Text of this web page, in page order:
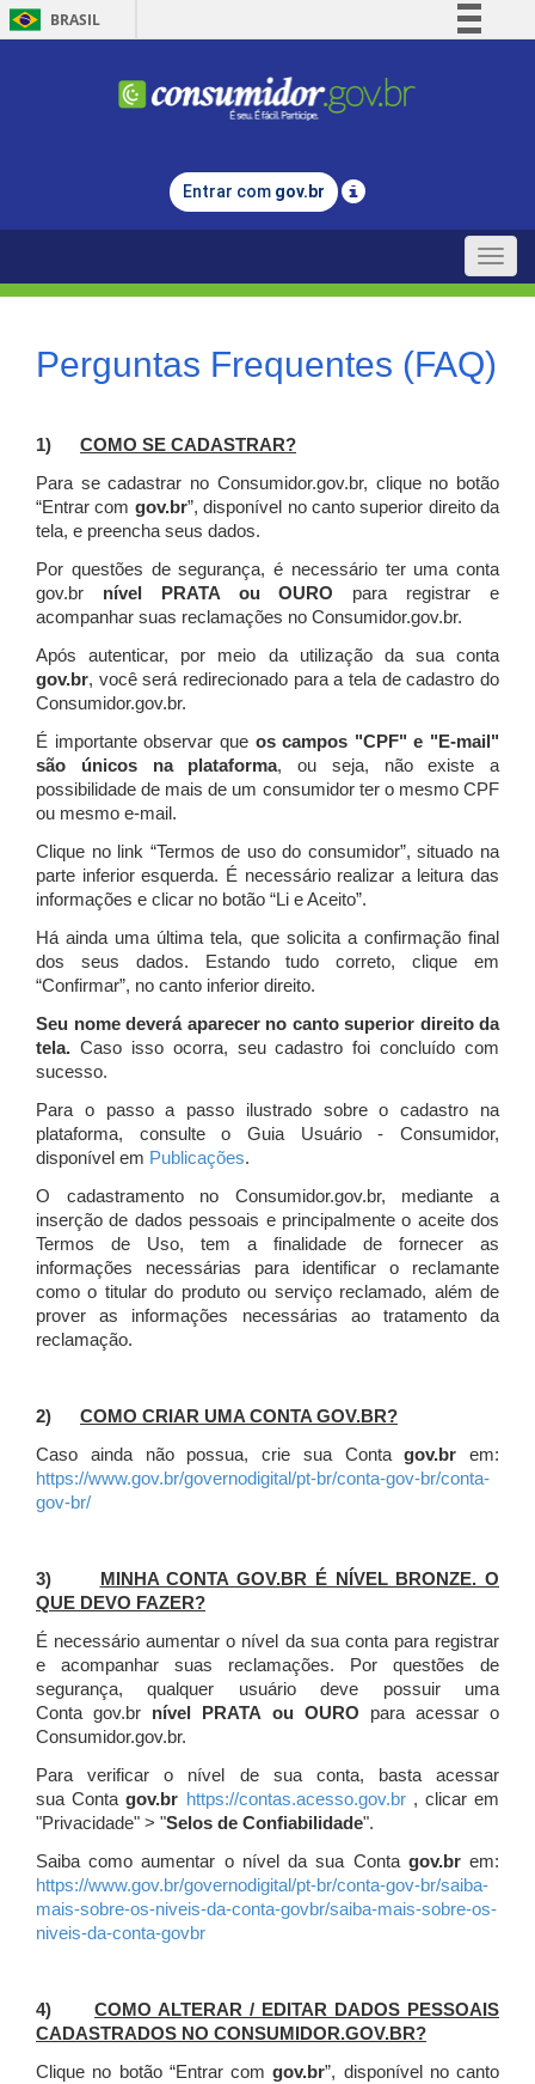
BRASIL
Comunica BR
Legislação
Entrar com gov.br
Toggle
Perguntas Frequentes (FAQ)
1) COMO SE CADASTRAR?
Para se cadastrar no Consumidor.gov.br, clique no botão
“Entrar com gov.br”, disponível no canto superior direito da
tela, e preencha seus dados.
Por questões de segurança, é necessário ter uma conta
gov.br nível PRATA ou OURO para registrar e
acompanhar suas reclamações no Consumidor.gov.br.
Após autenticar, por meio da utilização da sua conta
gov.br, você será redirecionado para a tela de cadastro do
Consumidor.gov.br.
É importante observar que os campos "CPF" e "E-mail"
são únicos na plataforma, ou seja, não existe a
possibilidade de mais de um consumidor ter o mesmo CPF
ou mesmo e-mail.
Clique no link “Termos de uso do consumidor”, situado na
parte inferior esquerda. É necessário realizar a leitura das
informações e clicar no botão “Li e Aceito”.
Há ainda uma última tela, que solicita a confirmação final
dos seus dados. Estando tudo correto, clique em
“Confirmar”, no canto inferior direito.
Seu nome deverá aparecer no canto superior direito da
tela. Caso isso ocorra, seu cadastro foi concluído com
sucesso.
Para o passo a passo ilustrado sobre o cadastro na
plataforma, consulte o Guia Usuário - Consumidor,
disponível em Publicações.
O cadastramento no Consumidor.gov.br, mediante a
inserção de dados pessoais e principalmente o aceite dos
Termos de Uso, tem a finalidade de fornecer as
informações necessárias para identificar o reclamante
como o titular do produto ou serviço reclamado, além de
prover as informações necessárias ao tratamento da
reclamação.
2) COMO CRIAR UMA CONTA GOV.BR?
Caso ainda não possua, crie sua Contagov.br em:
https://www.gov.br/governodigital/pt-br/conta-gov-br/conta-
gov-br/
3)
MINHA CONTA GOV.BR É NÍVEL BRONZE. O
QUE DEVO FAZER?
É necessário aumentar o nível da sua conta para registrar
e acompanhar suas reclamações. Por questões de
segurança, qualquer usuário deve possuir uma
Conta gov.br nível PRATA ou OURO para acessar o
Consumidor.gov.br.
Para verificar o nível de sua conta, basta acessar
sua Contagov.br https://contas.acesso.gov.br, clicar em
"Privacidade" > "Selos de Confiabilidade".
Saiba como aumentar o nível da sua Conta gov.brem:
https://www.gov.br/governodigital/pt-br/conta-gov-br/saiba-
mais-sobre-os-niveis-da-conta-govbr/saiba-mais-sobre-os-
niveis-da-conta-govbr
4) COMO ALTERAR / EDITAR DADOS PESSOAIS
CADASTRADOS NO CONSUMIDOR.GOV.BR?
Clique no botão “Entrar comgov.br”, disponível no canto